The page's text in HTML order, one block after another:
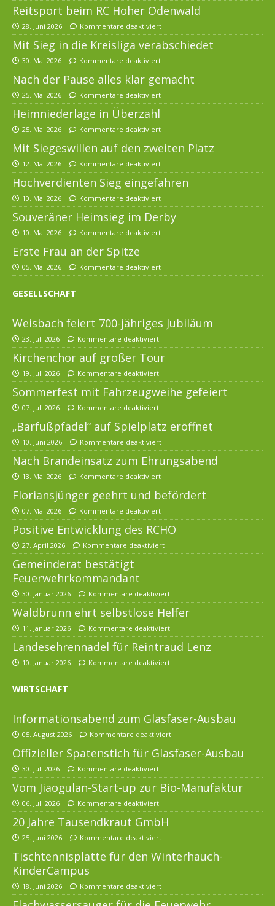
Reitsport beim RC Hoher Odenwald
28. Juni 2026 Kommentare deaktiviert
Mit Sieg in die Kreisliga verabschiedet
30. Mai 2026 Kommentare deaktiviert
Nach der Pause alles klar gemacht
25. Mai 2026 Kommentare deaktiviert
Heimniederlage in Überzahl
25. Mai 2026 Kommentare deaktiviert
Mit Siegeswillen auf den zweiten Platz
12. Mai 2026 Kommentare deaktiviert
Hochverdienten Sieg eingefahren
10. Mai 2026 Kommentare deaktiviert
Souveräner Heimsieg im Derby
10. Mai 2026 Kommentare deaktiviert
Erste Frau an der Spitze
05. Mai 2026 Kommentare deaktiviert
GESELLSCHAFT
Weisbach feiert 700-jähriges Jubiläum
23. Juli 2026 Kommentare deaktiviert
Kirchenchor auf großer Tour
19. Juli 2026 Kommentare deaktiviert
Sommerfest mit Fahrzeugweihe gefeiert
07. Juli 2026 Kommentare deaktiviert
„Barfußpfädel“ auf Spielplatz eröffnet
10. Juni 2026 Kommentare deaktiviert
Nach Brandeinsatz zum Ehrungsabend
13. Mai 2026 Kommentare deaktiviert
Floriansjünger geehrt und befördert
07. Mai 2026 Kommentare deaktiviert
Positive Entwicklung des RCHO
27. April 2026 Kommentare deaktiviert
Gemeinderat bestätigt
Feuerwehrkommandant
30. Januar 2026 Kommentare deaktiviert
Waldbrunn ehrt selbstlose Helfer
11. Januar 2026 Kommentare deaktiviert
Landesehrennadel für Reintraud Lenz
10. Januar 2026 Kommentare deaktiviert
WIRTSCHAFT
Informationsabend zum Glasfaser-Ausbau
05. August 2026 Kommentare deaktiviert
Offizieller Spatenstich für Glasfaser-Ausbau
30. Juli 2026 Kommentare deaktiviert
Vom Jiaogulan-Start-up zur Bio-Manufaktur
06. Juli 2026 Kommentare deaktiviert
20 Jahre Tausendkraut GmbH
25. Juni 2026 Kommentare deaktiviert
Tischtennisplatte für den Winterhauch-
KinderCampus
18. Juni 2026 Kommentare deaktiviert